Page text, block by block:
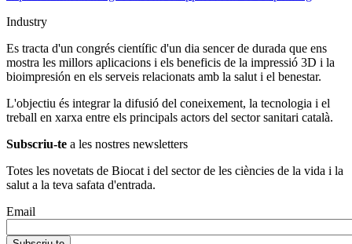
Industry
Es tracta d'un congrés científic d'un dia sencer de durada que ens
mostra les millors aplicacions i els beneficis de la impressió 3D i la
bioimpresión en els serveis relacionats amb la salut i el benestar.
L'objectiu és integrar la difusió del coneixement, la tecnologia i el
treball en xarxa entre els principals actors del sector sanitari català.
Subscriu-te a les nostres newsletters
Totes les novetats de Biocat i del sector de les ciències de la vida i la
salut a la teva safata d'entrada.
Email